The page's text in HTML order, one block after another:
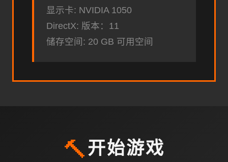
显示卡: NVIDIA 1050
DirectX: 版本：11
储存空间: 20 GB 可用空间
🔨开始游戏